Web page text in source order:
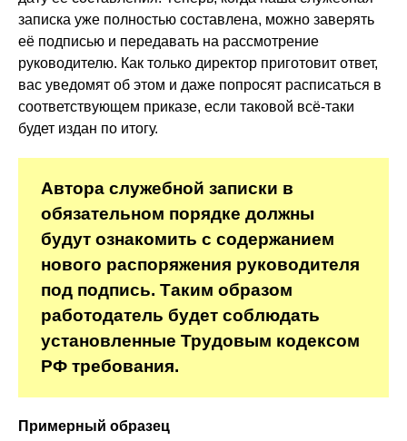
записка уже полностью составлена, можно заверять
её подписью и передавать на рассмотрение
руководителю. Как только директор приготовит ответ,
вас уведомят об этом и даже попросят расписаться в
соответствующем приказе, если таковой всё-таки
будет издан по итогу.
Автора служебной записки в
обязательном порядке должны
будут ознакомить с содержанием
нового распоряжения руководителя
под подпись. Таким образом
работодатель будет соблюдать
установленные Трудовым кодексом
РФ требования.
Примерный образец